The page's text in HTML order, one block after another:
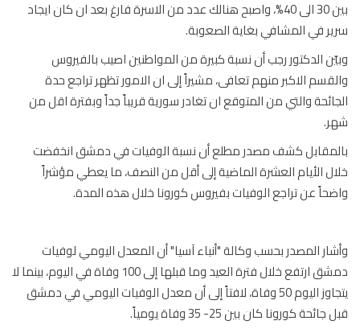
بين 30 الى 40%، واصبح هنالك عدد من الاسرة فارغ بعد ان كان ايجاد
في المشافي بغاية الصعوبة.
الدكتور رجب أن نسبة كبيرة من المواطنين اصيب بالفيروس
الاكبر منهم تعافى، مشيراً إلى ان الامور تظهر تراجع حدة
والتي من المتوقع ان تغادر سورية قريباً جداً وبفترة اقل من
كشف مصدر مطلع أن نسبة الوفيات في دمشق انخفضت
الأيام العشرة الماضية إلى أقل من النصف، ما يعطي مؤشراً
عن تراجع الوفيات بفيروس كورونا خلال هذه المدة.
المصدر بحسب وكالة "أنباء آسيا" أن المعدل اليومي لوفيات
دمشق ارتفع خلال فترة العيد وما قبلها إلى 100 وفاة في اليوم، بينما لا
يتجاوز اليوم 50 وفاة، لافتاً إلى أن معدل الوفيات اليومي في دمشق
كورونا كان بين 25- 35 وفاة يومياً.